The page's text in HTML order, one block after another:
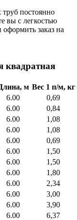
постоянно
вы с легкостью
заказ на
квадратная
м Вес 1 п/м, кг
6.00
0,69
6.00
0,84
6.00
1,08
6.00
1,08
6.00
0,69
6.00
1,50
6.00
1,50
6.00
1,80
6.00
2,34
6.00
3,00
6.00
3,90
6.00
6,37